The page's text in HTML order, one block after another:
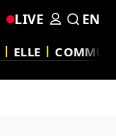
ELLE
LIVE EN